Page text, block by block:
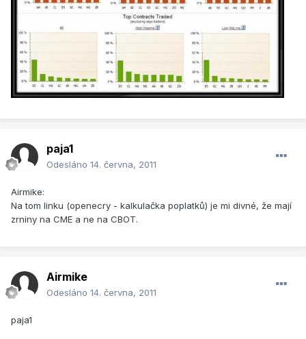
paja1
Odesláno 14. června, 2011
Airmike:
Na tom linku (openecry - kalkulačka poplatků) je mi divné, že mají
zrniny na CME a ne na CBOT.
Airmike
Odesláno 14. června, 2011
paja1